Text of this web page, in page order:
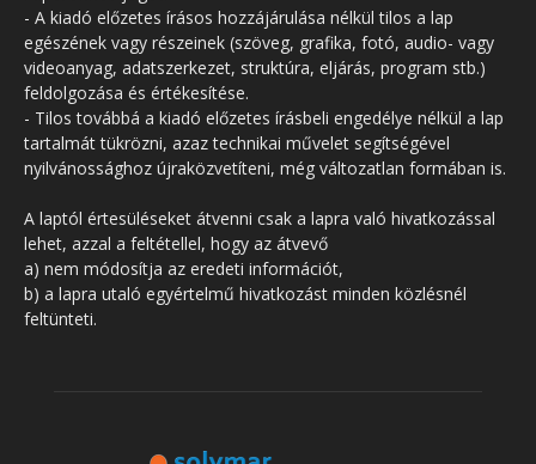
- A kiadó előzetes írásos hozzájárulása nélkül tilos a lap
egészének vagy részeinek (szöveg, grafika, fotó, audio- vagy
videoanyag, adatszerkezet, struktúra, eljárás, program stb.)
feldolgozása és értékesítése.
- Tilos továbbá a kiadó előzetes írásbeli engedélye nélkül a lap
tartalmát tükrözni, azaz technikai művelet segítségével
nyilvánossághoz újraközvetíteni, még változatlan formában is.
A laptól értesüléseket átvenni csak a lapra való hivatkozással
lehet, azzal a feltétellel, hogy az átvevő
a) nem módosítja az eredeti információt,
b) a lapra utaló egyértelmű hivatkozást minden közlésnél
feltünteti.